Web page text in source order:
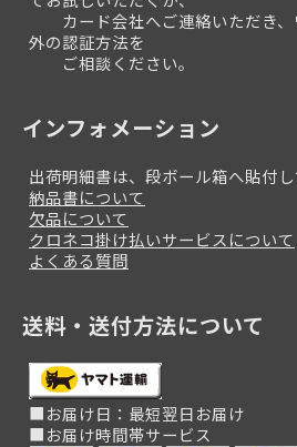
カード会社へご連絡いただき、
外の認証方法を
ご相談ください。
インフォメーション
出荷明細書は、段ボール箱へ貼付し
納品書について
欠品について
クロネコ掛け払いサービスについて
よくある質問
送料・送付方法について
■お届け日：最短翌日お届け
■お届け時間帯サービス